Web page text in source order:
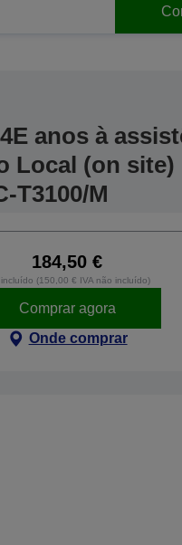
anos à
Local (on site)
T3100/M
184,50 €
incluído (150,00 € IVA não incluído)
Comprar agora
Onde comprar